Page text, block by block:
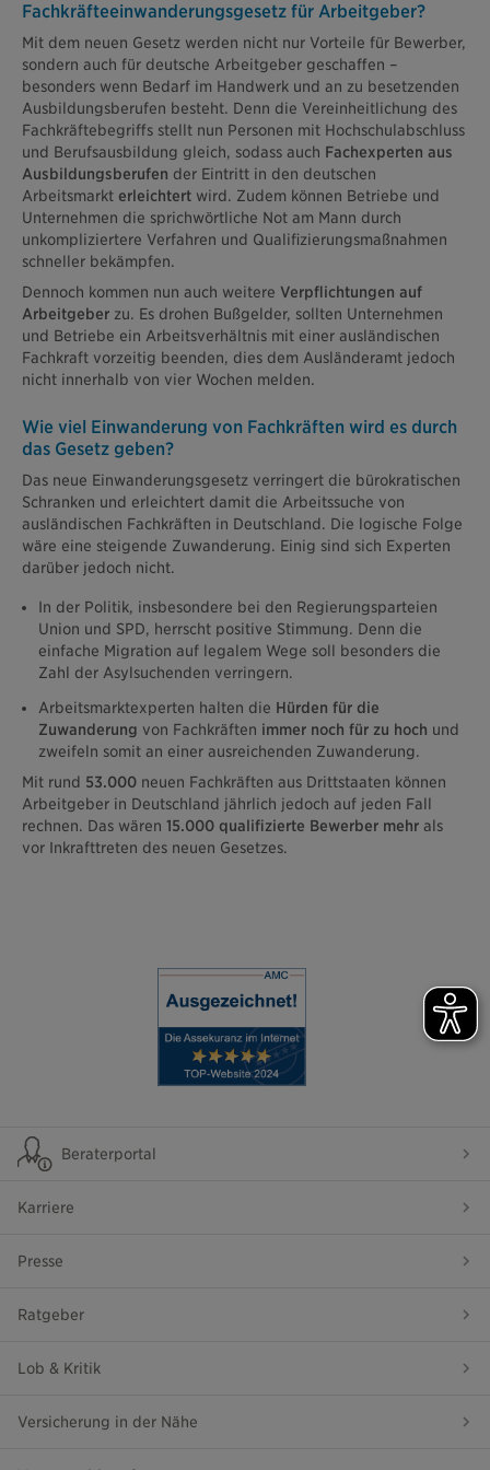
Fachkräfteeinwanderungsgesetz für Arbeitgeber?
Mit dem neuen Gesetz werden nicht nur Vorteile für Bewerber,
sondern auch für deutsche Arbeitgeber geschaffen –
besonders wenn Bedarf im Handwerk und an zu besetzenden
Ausbildungsberufen besteht. Denn die Vereinheitlichung des
Fachkräftebegriffs stellt nun Personen mit Hochschulabschluss
und Berufsausbildung gleich, sodass auch Fachexperten aus
Ausbildungsberufen der Eintritt in den deutschen
Arbeitsmarkt erleichtert wird. Zudem können Betriebe und
Unternehmen die sprichwörtliche Not am Mann durch
unkompliziertere Verfahren und Qualifizierungsmaßnahmen
schneller bekämpfen.
Dennoch kommen nun auch weitere Verpflichtungen auf
Arbeitgeber zu. Es drohen Bußgelder, sollten Unternehmen
und Betriebe ein Arbeitsverhältnis mit einer ausländischen
Fachkraft vorzeitig beenden, dies dem Ausländeramt jedoch
nicht innerhalb von vier Wochen melden.
Wie viel Einwanderung von Fachkräften wird es durch
das Gesetz geben?
Das neue Einwanderungsgesetz verringert die bürokratischen
Schranken und erleichtert damit die Arbeitssuche von
ausländischen Fachkräften in Deutschland. Die logische Folge
wäre eine steigende Zuwanderung. Einig sind sich Experten
darüber jedoch nicht.
In der Politik, insbesondere bei den Regierungsparteien
Union und SPD, herrscht positive Stimmung. Denn die
einfache Migration auf legalem Wege soll besonders die
Zahl der Asylsuchenden verringern.
Arbeitsmarktexperten halten die Hürden für die
Zuwanderung von Fachkräften immer noch für zu hoch und
zweifeln somit an einer ausreichenden Zuwanderung.
Mit rund 53.000 neuen Fachkräften aus Drittstaaten können
Arbeitgeber in Deutschland jährlich jedoch auf jeden Fall
rechnen. Das wären 15.000 qualifizierte Bewerber mehr als
vor Inkrafttreten des neuen Gesetzes.
Beraterportal
Karriere
Presse
Ratgeber
Lob & Kritik
Versicherung in der Nähe